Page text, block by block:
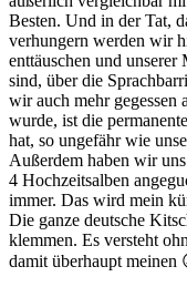
Besten. Und in der Tat,
verhungern werden wir
enttäuschen und
sind, über die
wir auch mehr
wurde, ist die
hat, so ungefähr wie
Außerdem haben wir
4 Hochzeitsalben
immer. Das wird mein
Die ganze deutsche
klemmen. Es versteht
damit überhaupt meinen